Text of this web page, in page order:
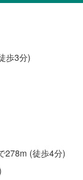
歩3分)
278m (徒歩4分)